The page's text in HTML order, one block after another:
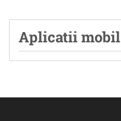
Aplicatii mobil